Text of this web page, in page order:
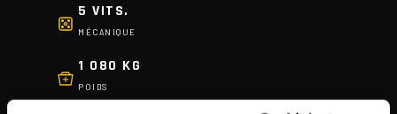
5 VITS.
MÉCANIQUE
1 080 KG
POIDS